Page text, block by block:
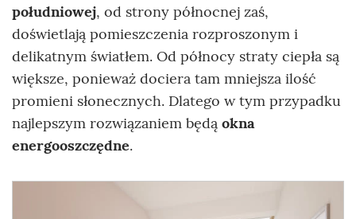
południowej, od strony północnej zaś,
doświetlają pomieszczenia rozproszonym i
delikatnym światłem. Od północy straty ciepła są
większe, ponieważ dociera tam mniejsza ilość
promieni słonecznych. Dlatego w tym przypadku
najlepszym rozwiązaniem będą okna
energooszczędne.